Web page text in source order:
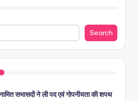
Search
सभासदों ने ली पद एवं गोपनीयता की शपथ